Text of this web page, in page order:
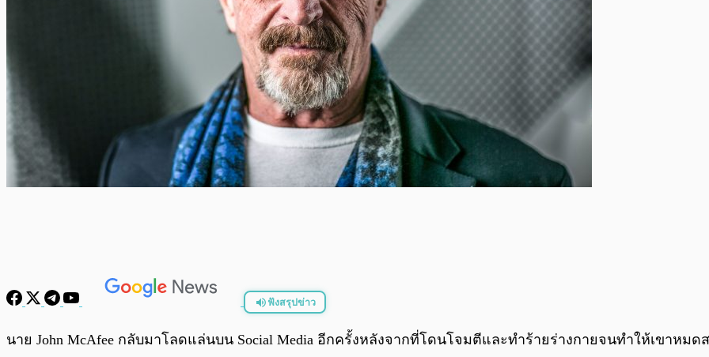
ฟังสรุปข่าว
พร้อมเล่น
นาย John McAfee กลับมาโลดแล่นบน Social Media อีกครั้งหลังจากที่โดนโจมตีและทำร้ายร่างกายจนทำให้เขาหมด